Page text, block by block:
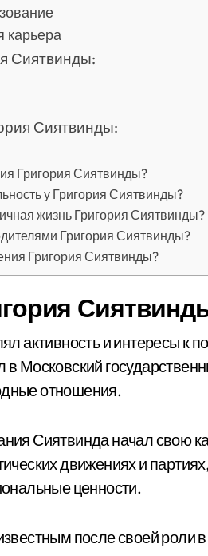
карьера
Сиятвинды:
Сиятвинды:
Григория Сиятвинды?
у Григория Сиятвинды?
жизнь Григория Сиятвинды?
Григория Сиятвинды?
Григория Сиятвинды?
активность и интересы
Московский
отношения.
Сиятвинда начал свою
движениях и
ценности.
после своей роли